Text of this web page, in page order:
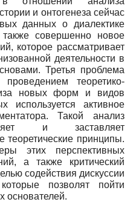
и онтогенеза сейчас
данных о диалектике
совершенно новое
которое рассматривает
деятельности в
Третья проблема
теоретико-
новых форм и видов
используется активное
Такой анализ
и заставляет
теоретические принципы.
этих перспективных
а также критический
содействия дискуссии
позволят пойти
основателей.